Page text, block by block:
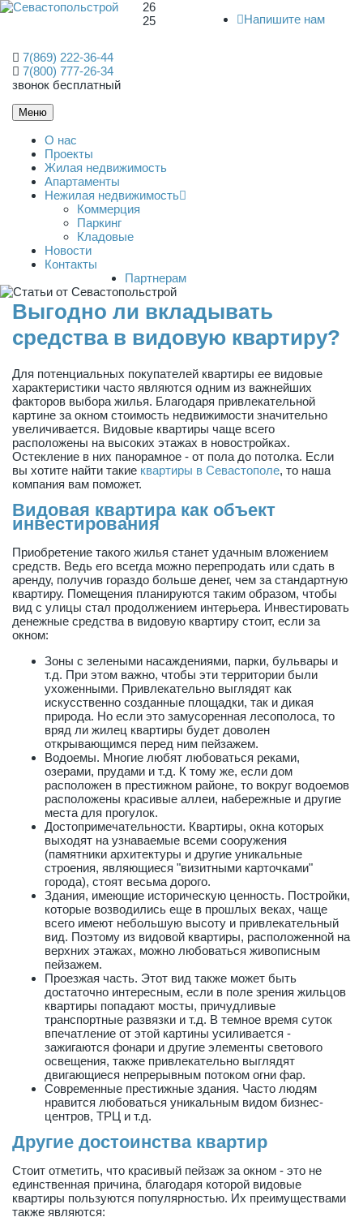
26
25
Напишите нам
7(869) 222-36-44
7(800) 777-26-34
звонок бесплатный
Меню
О нас
Проекты
Жилая недвижимость
Апартаменты
Нежилая недвижимость
Коммерция
Паркинг
Кладовые
Новости
Контакты
Партнерам
Выгодно ли вкладывать
средства в видовую квартиру?
Для потенциальных покупателей квартиры ее видовые
характеристики часто являются одним из важнейших
факторов выбора жилья. Благодаря привлекательной
картине за окном стоимость недвижимости значительно
увеличивается. Видовые квартиры чаще всего
расположены на высоких этажах в новостройках.
Остекление в них панорамное - от пола до потолка. Если
вы хотите найти такие квартиры в Севастополе, то наша
компания вам поможет.
Видовая квартира как объект
инвестирования
Приобретение такого жилья станет удачным вложением
средств. Ведь его всегда можно перепродать или сдать в
аренду, получив гораздо больше денег, чем за стандартную
квартиру. Помещения планируются таким образом, чтобы
вид с улицы стал продолжением интерьера. Инвестировать
денежные средства в видовую квартиру стоит, если за
окном:
Зоны с зелеными насаждениями, парки, бульвары и
т.д. При этом важно, чтобы эти территории были
ухоженными. Привлекательно выглядят как
искусственно созданные площадки, так и дикая
природа. Но если это замусоренная лесополоса, то
вряд ли жилец квартиры будет доволен
открывающимся перед ним пейзажем.
Водоемы. Многие любят любоваться реками,
озерами, прудами и т.д. К тому же, если дом
расположен в престижном районе, то вокруг водоемов
расположены красивые аллеи, набережные и другие
места для прогулок.
Достопримечательности. Квартиры, окна которых
выходят на узнаваемые всеми сооружения
(памятники архитектуры и другие уникальные
строения, являющиеся "визитными карточками"
города), стоят весьма дорого.
Здания, имеющие историческую ценность. Постройки,
которые возводились еще в прошлых веках, чаще
всего имеют небольшую высоту и привлекательный
вид. Поэтому из видовой квартиры, расположенной на
верхних этажах, можно любоваться живописным
пейзажем.
Проезжая часть. Этот вид также может быть
достаточно интересным, если в поле зрения жильцов
квартиры попадают мосты, причудливые
транспортные развязки и т.д. В темное время суток
впечатление от этой картины усиливается -
зажигаются фонари и другие элементы светового
освещения, также привлекательно выглядят
двигающиеся непрерывным потоком огни фар.
Современные престижные здания. Часто людям
нравится любоваться уникальным видом бизнес-
центров, ТРЦ и т.д.
Другие достоинства квартир
Стоит отметить, что красивый пейзаж за окном - это не
единственная причина, благодаря которой видовые
квартиры пользуются популярностью. Их преимуществами
также являются: